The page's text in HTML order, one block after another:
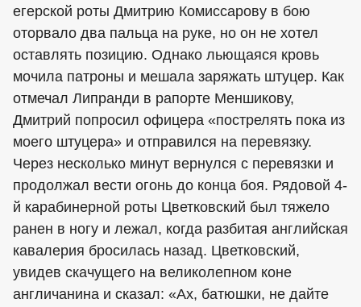
егерской роты Дмитрию Комиссарову в бою
оторвало два пальца на руке, но он не хотел
оставлять позицию. Однако льющаяся кровь
мочила патроны и мешала заряжать штуцер. Как
отмечал Липранди в рапорте Меншикову,
Дмитрий попросил офицера «пострелять пока из
моего штуцера» и отправился на перевязку.
Через несколько минут вернулся с перевязки и
продолжал вести огонь до конца боя. Рядовой 4-
й карабинерной роты Цветковский был тяжело
ранен в ногу и лежал, когда разбитая английская
кавалерия бросилась назад. Цветковский,
увидев скачущего на великолепном коне
англичанина и сказал: «Ах, батюшки, не дайте